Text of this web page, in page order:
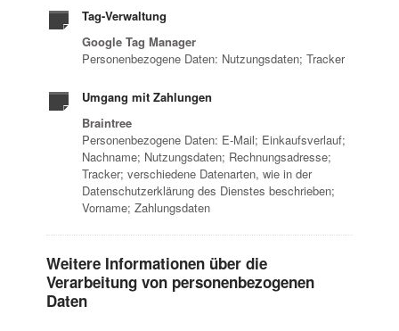
Tag-Verwaltung
Google Tag Manager
Personenbezogene Daten: Nutzungsdaten; Tracker
Umgang mit Zahlungen
Braintree
Personenbezogene Daten: E-Mail; Einkaufsverlauf;
Nachname; Nutzungsdaten; Rechnungsadresse;
Tracker; verschiedene Datenarten, wie in der
Datenschutzerklärung des Dienstes beschrieben;
Vorname; Zahlungsdaten
Weitere Informationen über die
Verarbeitung von personenbezogenen
Daten